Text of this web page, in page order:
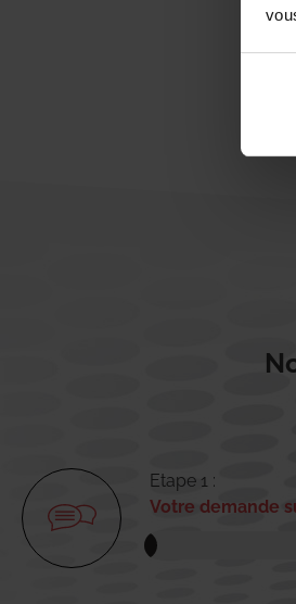
Etape 1 :
Votre demande